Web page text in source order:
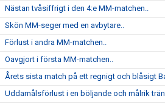
Nästan tvåsiffrigt i den 4:e MM-matchen..
Skön MM-seger med en avbytare..
Förlust i andra MM-matchen..
Oavgjort i första MM-matchen..
Årets sista match på ett regnigt och blåsigt
Uddamålsförlust i en böljande och målrik